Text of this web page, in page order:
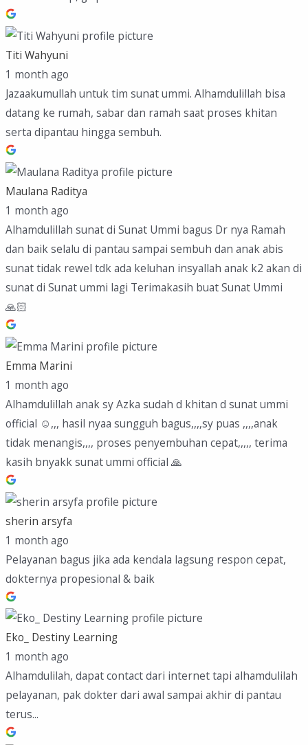
Titi Wahyuni
1 month ago
Jazaakumullah untuk tim sunat ummi. Alhamdulillah bisa
datang ke rumah, sabar dan ramah saat proses khitan
serta dipantau hingga sembuh.
Maulana Raditya
1 month ago
Alhamdulillah sunat di Sunat Ummi bagus Dr nya Ramah
dan baik selalu di pantau sampai sembuh dan anak abis
sunat tidak rewel tdk ada keluhan insyallah anak k2 akan di
sunat di Sunat ummi lagi Terimakasih buat Sunat Ummi
🙏🏻
Emma Marini
1 month ago
Alhamdulillah anak sy Azka sudah d khitan d sunat ummi
official ☺️,,, hasil nyaa sungguh bagus,,,,sy puas ,,,,anak
tidak menangis,,,, proses penyembuhan cepat,,,,, terima
kasih bnyakk sunat ummi official 🙏
sherin arsyfa
1 month ago
Pelayanan bagus jika ada kendala lagsung respon cepat,
dokternya propesional & baik
Eko_ Destiny Learning
1 month ago
Alhamdulilah, dapat contact dari internet tapi alhamdulilah
pelayanan, pak dokter dari awal sampai akhir di pantau
terus...